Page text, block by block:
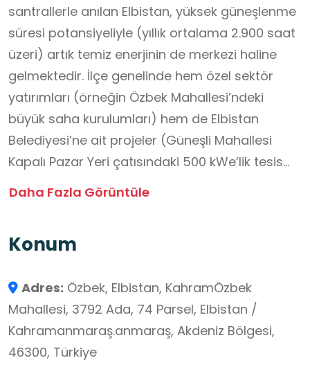
santrallerle anılan Elbistan, yüksek güneşlenme
süresi potansiyeliyle (yıllık ortalama 2.900 saat
üzeri) artık temiz enerjinin de merkezi haline
gelmektedir. İlçe genelinde hem özel sektör
yatırımları (örneğin Özbek Mahallesi’ndeki
büyük saha kurulumları) hem de Elbistan
Belediyesi’ne ait projeler (Güneşli Mahallesi
Kapalı Pazar Yeri çatısındaki 500 kWe’lik tesis
gibi) bulunmaktadır. Bu santraller, bölgenin
sembolik bir öneme sahiptir. Okul dışı öğrenme
Bilgiler derslerinde "Enerji Kaynakları",
"Sürdürülebilir Kalkınma" ve "Çevre Bilinci"
konuları için eşsiz bir karşılaştırma imkanı sunar.
Öğrenciler, Elbistan’da hem fosil yakıtların hem
Daha Fazla Görüntüle
Konum
Adres: Özbek, Elbistan, KahramÖzbek
Mahallesi, 3792 Ada, 74 Parsel, Elbistan /
Kahramanmaraş.anmaraş, Akdeniz Bölgesi,
46300, Türkiye